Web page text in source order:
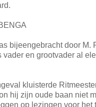
bijeengebracht door M.
vader en grootvader al
kluisterde
hij zijn oude baan niet
op lezingen voor het